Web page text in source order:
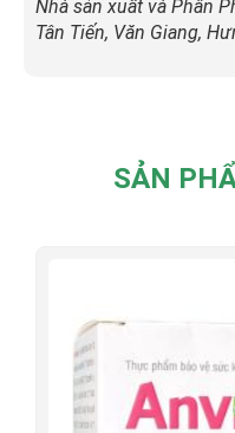
Nhà sản xuất và Phân
Tân Tiến, Văn Giang,
SẢN